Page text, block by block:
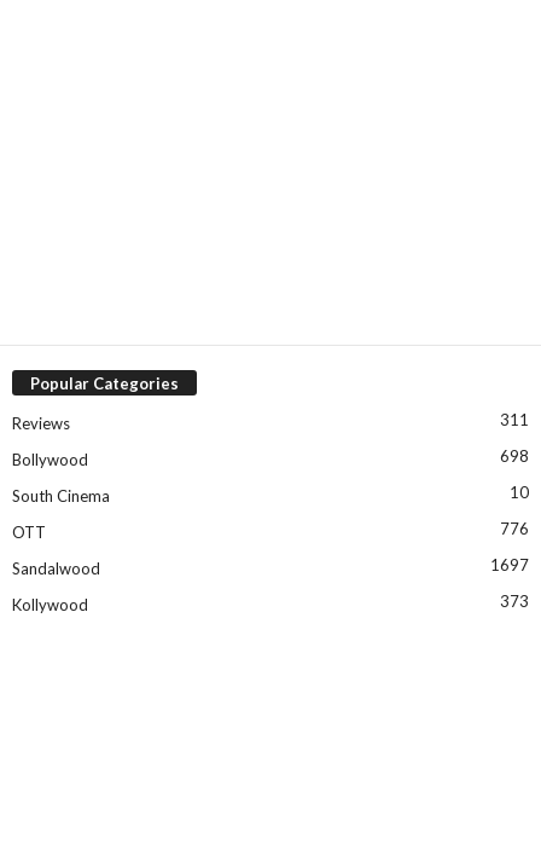
Popular Categories
Reviews 311
Bollywood 698
South Cinema 10
OTT 776
Sandalwood 1697
Kollywood 373